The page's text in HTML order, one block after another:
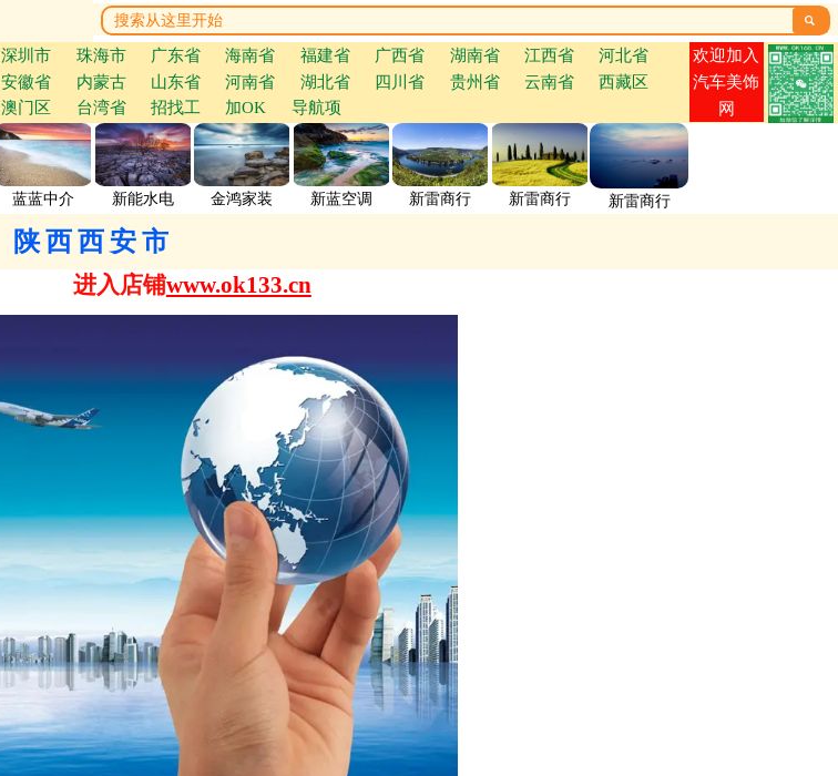

深圳市 珠海市 广东省 海南省 福建省 广西省 湖南省 江西省
河北省
安徽省 内蒙古 山东省 河南省 湖北省 四川省 贵州省 云南省
西藏区
澳门区 台湾省 招找工 加OK 导航项
欢迎加入
汽车美饰
网
蓝蓝中介 新能水电 金鸿家装 新蓝空调 新雷商行 新雷商行 新雷商行
陕西西安市
进入店铺www.ok133.cn